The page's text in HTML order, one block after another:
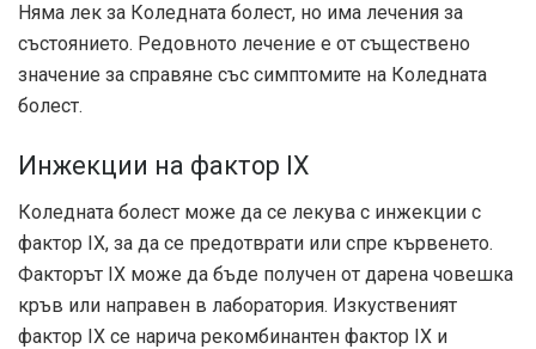
Няма лек за Коледната болест, но има лечения за
състоянието. Редовното лечение е от съществено
значение за справяне със симптомите на Коледната
болест.
Инжекции на фактор IX
Коледната болест може да се лекува с инжекции с
фактор IX, за да се предотврати или спре кървенето.
Факторът IX може да бъде получен от дарена човешка
кръв или направен в лаборатория. Изкуственият
фактор IX се нарича рекомбинантен фактор IX и